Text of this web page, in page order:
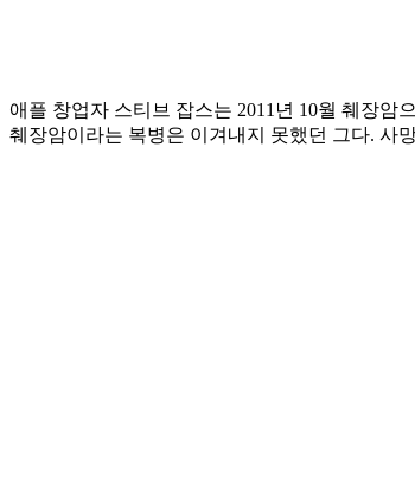
애플 창업자 스티브 잡스는 2011년 10월 췌장
췌장암이라는 복병은 이겨내지 못했던 그다. 사